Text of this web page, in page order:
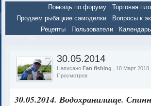
Помощь по форуму
Торговая
Продаем рыбацкие самоделки
Вопросы к
Рецепты
Пользователи Календарь
30.05.2014
НаписаноFan fishing
, 18 Март 2018
Просмотров
30.05.2014. Водохранилище.